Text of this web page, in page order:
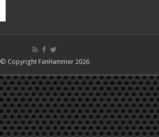
© Copyright FanHammer 2026